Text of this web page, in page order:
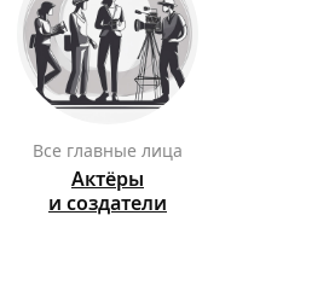
Все главные лица
Актёры
и создатели